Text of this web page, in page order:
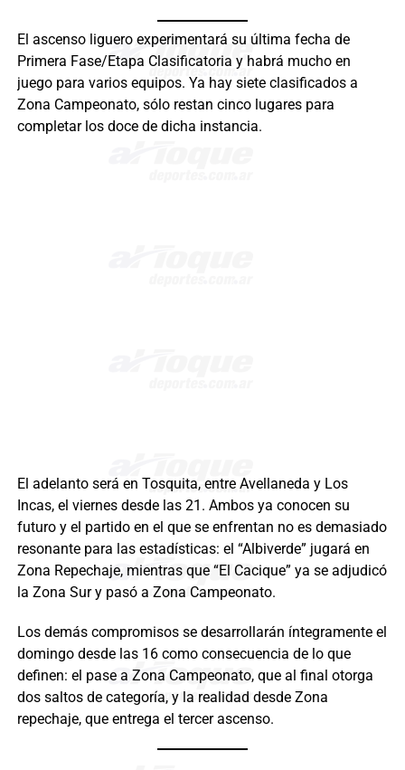
El ascenso liguero experimentará su última fecha de
Primera Fase/Etapa Clasificatoria y habrá mucho en
juego para varios equipos. Ya hay siete clasificados a
Zona Campeonato, sólo restan cinco lugares para
completar los doce de dicha instancia.
El adelanto será en Tosquita, entre Avellaneda y Los
Incas, el viernes desde las 21. Ambos ya conocen su
futuro y el partido en el que se enfrentan no es demasiado
resonante para las estadísticas: el “Albiverde” jugará en
Zona Repechaje, mientras que “El Cacique” ya se adjudicó
la Zona Sur y pasó a Zona Campeonato.
Los demás compromisos se desarrollarán íntegramente el
domingo desde las 16 como consecuencia de lo que
definen: el pase a Zona Campeonato, que al final otorga
dos saltos de categoría, y la realidad desde Zona
repechaje, que entrega el tercer ascenso.